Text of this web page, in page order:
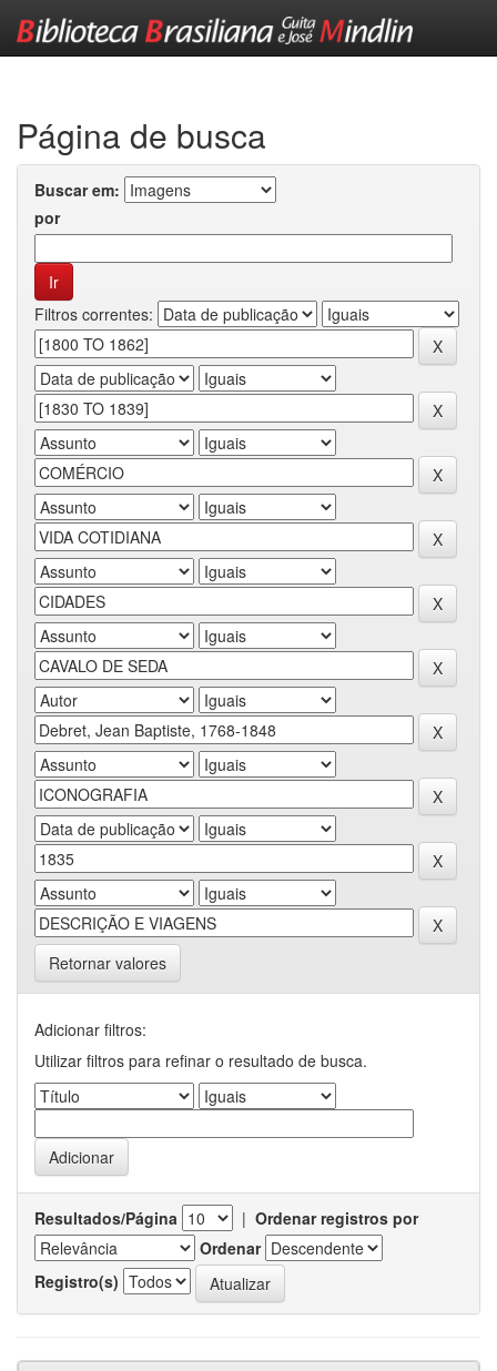
Página de busca
Buscar em:
por
Filtros correntes:
Retornar valores
Adicionar filtros:
Utilizar filtros para refinar o resultado de busca.
Resultados/Página | Ordenar registros por
Ordenar
Registro(s)